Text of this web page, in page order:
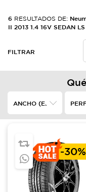
6 RESULTADOS DE:
II 2013 1.4 16V SEDAN
FILTRAR
-30%